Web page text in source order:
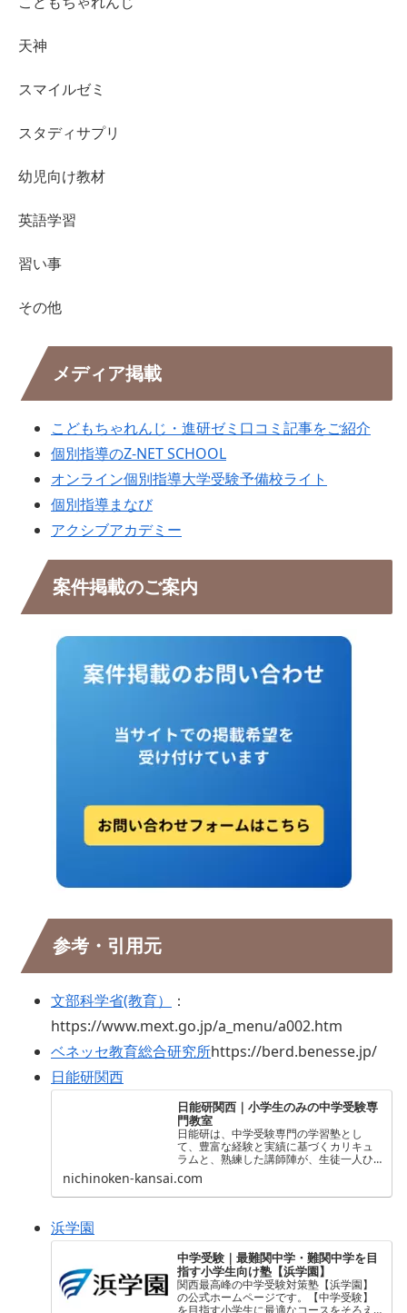
天神
スマイルゼミ
スタディサプリ
幼児向け教材
英語学習
習い事
その他
メディア掲載
こどもちゃれんじ・進研ゼミ口コミ記事をご紹介
個別指導のZ-NET SCHOOL
オンライン個別指導大学受験予備校ライト
個別指導まなび
アクシブアカデミー
案件掲載のご案内
参考・引用元
文部科学省(教育）
：
https://www.mext.go.jp/a_menu/a002.htm
ベネッセ教育総合研究所https://berd.benesse.jp/
日能研関西
日能研関西｜小学生のみの中学受験専
門教室
日能研は、中学受験専門の学習塾とし
て、豊富な経験と実績に基づくカリキュ
ラムと、熟練した講師陣が、生徒一人ひ
志望校合格に向けたサポートを全力で行
います。
nichinoken-kansai.com
浜学園
中学受験｜最難関中学・難関中学を目
指す小学生向け塾【浜学園】
関西最高峰の中学受験対策塾【浜学園】
の公式ホームページです。【中学受験】
を目指す小学生に最適なコースをそろえ